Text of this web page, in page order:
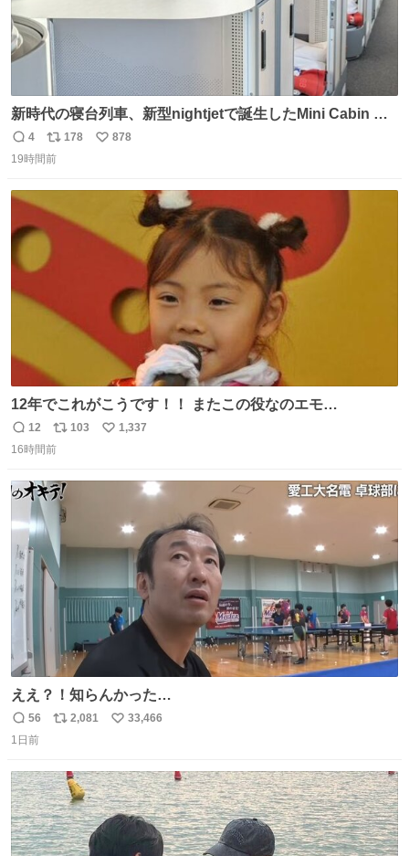
新時代の寝台列車、新型nightjetで誕生したMini Cabin ま
さに走るカプセルホテルといった感じで、一人旅で利用す
るのにはちょうどいい設備。 他の人も言ってましたが、サ
返
信
4
リ
ポ
178
い
878
19時間前
12年でこれがこうです！！ またこの役なのエモ
い！！！！❣️ もうはたちになってしまった
返
信
12
リ
ポ
ト
数
103
い
1,337
16時間前
ええ？！知らんかった…
返
信
56
リ
ト
数
2,081
い
数
33,466
1日前